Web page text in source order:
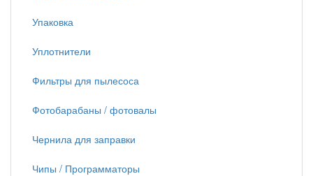
Упаковка
Уплотнители
Фильтры для пылесоса
Фотобарабаны / фотовалы
Чернила для заправки
Чипы / Программаторы